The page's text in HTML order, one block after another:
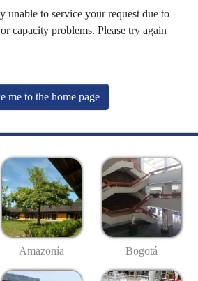
unable to service your request due to
capacity problems. Please try again
me to the home page
Amazonía Bogotá